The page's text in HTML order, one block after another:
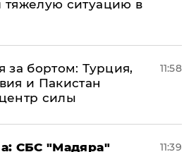
тяжелую ситуацию в
за бортом: Турция,
и Пакистан
силы
11:58
СБС "Мадяра" 11:39